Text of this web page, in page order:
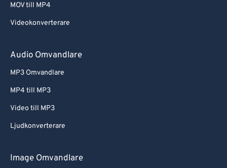
MOV till MP4
Videokonverterare
Audio Omvandlare
MP3 Omvandlare
MP4 till MP3
Video till MP3
Ljudkonverterare
Image Omvandlare